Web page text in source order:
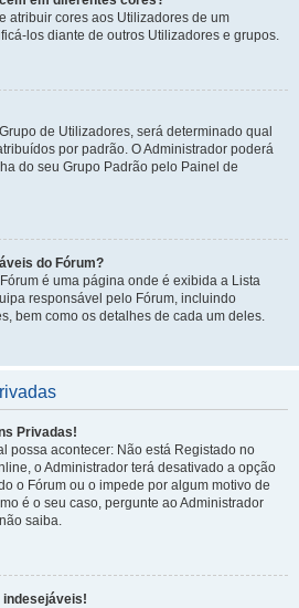
atribuir cores aos Utilizadores de um
los diante de outros Utilizadores e grupos.
de Utilizadores, será determinado qual
por padrão. O Administrador poderá
do seu Grupo Padrão pelo Painel de
do Fórum?
é uma página onde é exibida a Lista
responsável pelo Fórum, incluindo
bem como os detalhes de cada um deles.
Privadas!
possa acontecer: Não está Registado no
o Administrador terá desativado a opção
o Fórum ou o impede por algum motivo de
é o seu caso, pergunte ao Administrador
saiba.
indesejáveis!